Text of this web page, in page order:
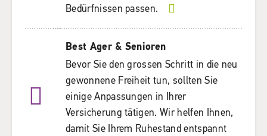
Bedürfnissen passen.
Best Ager & Senioren
Bevor Sie den grossen Schritt in die neu
gewonnene Freiheit tun, sollten Sie
einige Anpassungen in Ihrer
Versicherung tätigen. Wir helfen Ihnen,
damit Sie Ihrem Ruhestand entspannt